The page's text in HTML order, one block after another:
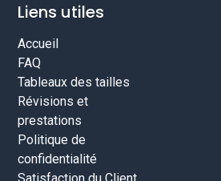
Liens utiles
Accueil
FAQ
Tableaux des tailles
Révisions et
prestations
Politique de
confidentialité